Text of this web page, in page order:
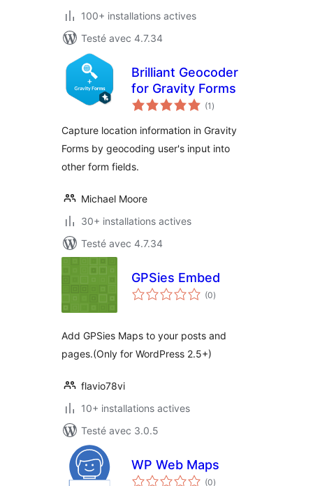
100+ installations actives
Testé avec 4.7.34
Brilliant Geocoder
for Gravity Forms
(1 notes
en
)
Capture location information in Gravity
Forms by geocoding user's input into
other form fields.
Michael Moore
30+ installations actives
Testé avec 4.7.34
GPSies Embed
(0notes
en
)
Add GPSies Maps to your posts and
pages.(Only for WordPress 2.5+)
flavio78vi
10+ installations actives
Testé avec 3.0.5
WP Web Maps
(0notes
)